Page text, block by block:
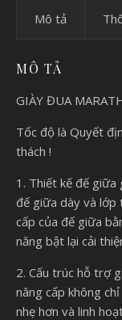
Mô tả
MÔ TẢ
GIÀY ĐUA
Tốc độ là Quyết
thách !
1. Thiết kế đế giữa
đế giữa dày và lớp
cấp của đế giữa
năng bật lại cải
2. Cấu trúc hỗ trợ
nâng cấp không
nhẹ hơn và linh